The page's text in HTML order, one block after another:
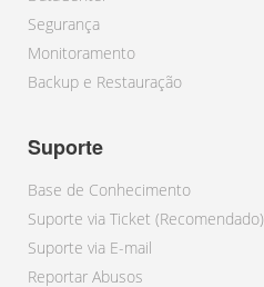
Segurança
Monitoramento
Backup e Restauração
Suporte
Base de Conhecimento
Suporte via Ticket (Recomendado).
Suporte via E-mail
Reportar Abusos